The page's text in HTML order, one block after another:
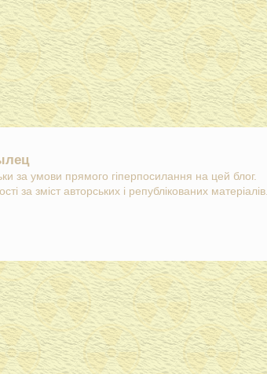
за умови прямого гіперпосилання на цей блог.
за зміст авторських і републікованих матеріалів..